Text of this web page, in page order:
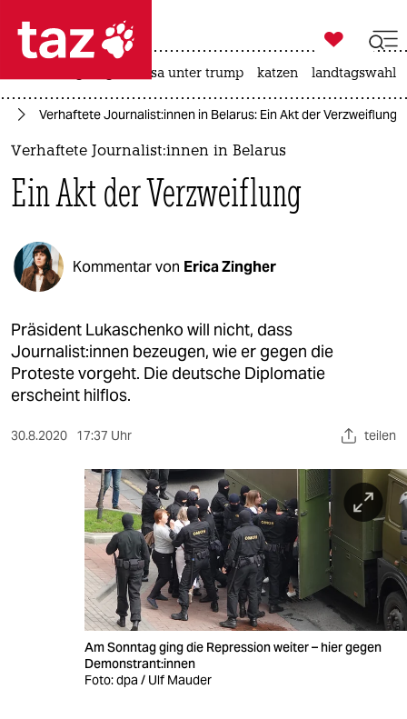
 taz zahl ich
taz zahl ich
politik
öko
gesellschaft
kultur
sport
wahrheit
veranstaltungen
fragen & hilfe

taz zahl ich
usa unter trump katzen landtagswahl
Verhaftete Journalist:innen in Belarus: Ein Akt der Verzweiflung
Verhaftete Journalist:innen in Belarus
Ein Akt der Verzweiflung
Kommentar von Erica Zingher
Präsident Lukaschenko will nicht, dass
Journalist:innen bezeugen, wie er gegen die
Proteste vorgeht. Die deutsche Diplomatie
erscheint hilflos.
30.8.2020 17:37 Uhr teilen
Am Sonntag ging die Repression weiter – hier gegen
Demonstrant:innen
Foto: dpa / Ulf Mauder